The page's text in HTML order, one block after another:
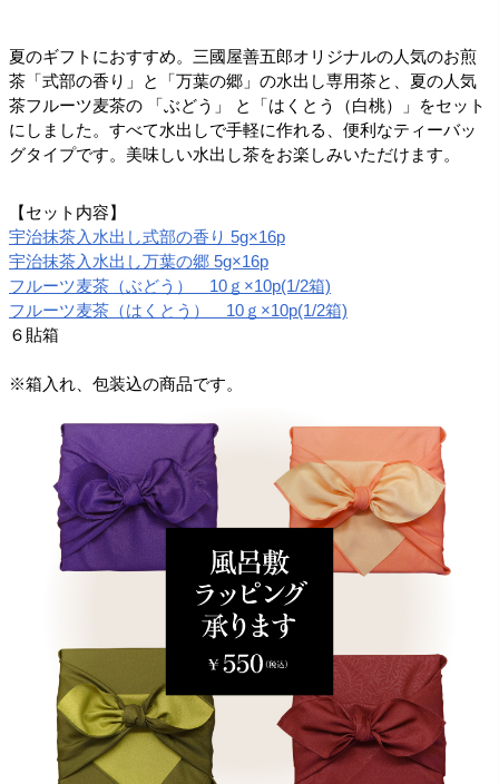
夏のギフトにおすすめ。三國屋善五郎オリジナルの人気のお煎
茶「式部の香り」と「万葉の郷」の水出し専用茶と、夏の人気
茶フルーツ麦茶の 「ぶどう」 と「はくとう（白桃）」をセット
にしました。すべて水出しで手軽に作れる、便利なティーバッ
グタイプです。美味しい水出し茶をお楽しみいただけます。
【セット内容】
宇治抹茶入水出し式部の香り 5g×16p
宇治抹茶入水出し万葉の郷 5g×16p
フルーツ麦茶（ぶどう） 10ｇ×10p(1/2箱)
フルーツ麦茶（はくとう） 10ｇ×10p(1/2箱)
６貼箱
※箱入れ、包装込の商品です。